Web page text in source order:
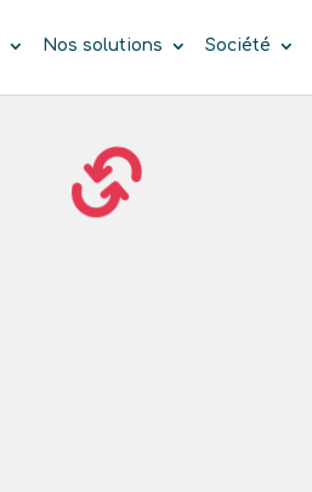
Nos solutions Société